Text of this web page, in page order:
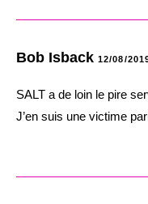
Bob Isback 12/08/
SALT a de loin le pire
J’en suis une victime